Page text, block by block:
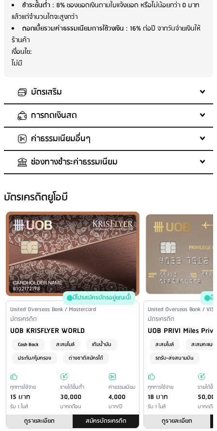
ชำระขั้นต่ำ : 8% ของยอดเงินตามใบแจ้งยอด หรือไม่น้อยกว่า 0 บาท
แล้วแต่จำนวนใดจะสูงกว่า
ดอกเบี้ยรวมค่าธรรมเนียมการใช้วงเงิน : 16% ต่อปี จากวันจ่ายเงินให้
ร้านค้า
เงื่อนไข:
ไม่มี
บัตรเสริม
อายุผู้สมัครบัตรเสริม
จำนวนบัตรเสริมสูงสุด: 4
ค่าธรรมเนียมแรกเข้า (บัตรเสริม)
ค่าธรรมเนียมปีแรก (บัตรเสริม): 0 บาท
ค่าธรรมเนียมปีต่อมา (บัตรเสริม): 0 บาท
การกดเงินสด
ค่าธรรมเนียมเบิกถอนเงินสด
เงื่อนไขการเบิกถอนเงินสด: ยังไม่รวมภาษีมูลค่าเพิ่ม
ยอดเงินที่ถอนได้: ขั้นต่ำ 1,000 บาท และ
และไม่เกิน 20,000 บาท/ครั้ง ทั้งนี้ขึ้นอยู่กับเครื่อง ATM ของผู้ให้บริการ
แต่ละธนาคาร
ค่าธรรมเนียมอื่นๆ
ค่าธรรมเนียมออกบัตรใหม่: 200.00 บาท
ค่าธรรมเนียมขอใบแจ้งยอดบัญชี
ค่าธรรมเนียมขอตรวจสอบรายการ
ค่าธรรมเนียมขอสำเนาใบบันทึกการขาย: ขั้นต่ำ 200 บาท/ครั้ง
ค่าปรับกรณีชำระเป็นเช็คและเช็คถูกคืน: ไม่มีค่าธรรมเนียม
ค่าติดตามทวงถามหนี้: 100 บาท/งวด
ค่าธรรมเนียมการชำระภาษีอากร และค่าธรรมเนียมให้หน่วยงาน
ราชการ:
ช่องทางชำระค่าธรรมเนียม
ช่องทางชำระเงินที่ฟรีค่าธรรมเนียม
เคาน์เตอร์ธนาคารยูโอบี - ตู้เอทีเอ็ม - หักบัญชีธนาคารยูโอบี - ชำระด้วย
เช็คทางไปรษณีย์ - ชำระผ่านยูโอบีโฟนแบงก์กิ้ง - ยูโอบีเพอร์ซัลนอล อินเต
อร์เน็แบงก์กิ้ง - Mobile Banking UOBMighty - แอพพลิเคชั่น TMRW
ชำระผ่านระบบ Online: ชำระผ่านระบบ Online (Internet / Mobile
banking) ของธนาคาร ไม่มีค่าธรรมเนียม ชำระผ่านระบบ Online ธนาคาร
อื่น - ธนาคารกรุงศรีอยุธยา 30 บาท/รายการ (ไม่จำกัดยอดชำระ) เขตต่าง
จังหวัด - ธนาคารกรุงศรีอยุธยา 40 บาท/รายการ (สำหรับยอดที่ไม่เกิน
100,000 บาท) ธนาคารกรุงศรีอยุธยา อัตราร้อยละ 0.10 ของจำนวนยอด
ที่ชำระ แต่ไม่เกิน 1,000 บาท (สำหรับยอดที่เกิน 100,000 บาท)
ชำระโดยหักบัญชีของผู้ให้บริการ: ไม่มีค่าธรรมเนียม
ชำระโดยหักบัญชีของผู้ให้บริการอื่น
: ไม่มีบริการ
ชำระที่สาขาของผู้ให้บริการ
ชำระที่สาขาของผู้ให้บริการอื่น: เขตกรุงเทพและปริมณฑล - ธนาคาร
กรุงศรีอยุธยา 30 บาท/รายการ (ไม่จำกัดยอดชำระ) เขตต่างจังหวัด -
บาท) ธนาคารกรุงศรีอยุธยา อัตราร้อยละ 0.10 ของจำนวนยอดที่ชำระ แต่
ไม่เกิน 1,000 บาท (สำหรับยอดที่เกิน 100,000 บาท)
ชำระผ่านเครื่อง ATM/CDM
: เขตกรุงเทพและปริมณฑล - ที่ทำการ
ไปรษณีย์ 10 บาท/รายการ (ต่อยอดชำระทุก 50,000 บาท) - เคาเตอร์
เซอร์วิส 15 บาท/รายการ (รับชำระยอดเฉพาะเงินสดไม่เกิน 30,000 บาท/
บัตรเครดิตยูโอบี
มีโปรสมัครบัตรอยู่ขณะนี้!
Issuer Name / Credit Card Type
United Overseas Bank / Mastercard
Financial Product Type
บัตรเครดิต
Credit Card Name
UOB KRISFLYER WORLD
Cash Back สะสมไมล์
เติมน้ำมัน
ประกัน/คุ้มครอง
ต่างชาติสมัครได้
ทุกการใช้จ่าย
15 บาท
รับ 1 ไมล์
รายได้ขั้นต่ำ
30,000
บาท/เดือน
ค่าธรรมเนียม
4,000
บาท/ปี
ดูรายละเอียด สมัครบัตรเครดิต
มี
Issuer Name / Credit
United Overseas Bank / VISA
Financial Product Type
บัตรเครดิต
Credit Card Name
UOB PRIVI Miles
สะสมไมล์
สะสมคะแนน
รถรับ-ส่งสนามบิน
ทุกการใช้จ่าย
18 บาท
รับ 1 ไมล์
รายได้ขั้
บาท/เดื
ดูรายละเอียด